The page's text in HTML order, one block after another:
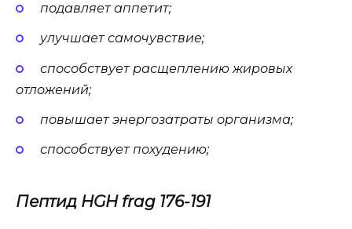
подавляет аппетит;
улучшает самочувствие;
способствует расщеплению жировых
отложений;
повышает энергозатраты организма;
способствует похудению;
Пептид HGH frag 176-191